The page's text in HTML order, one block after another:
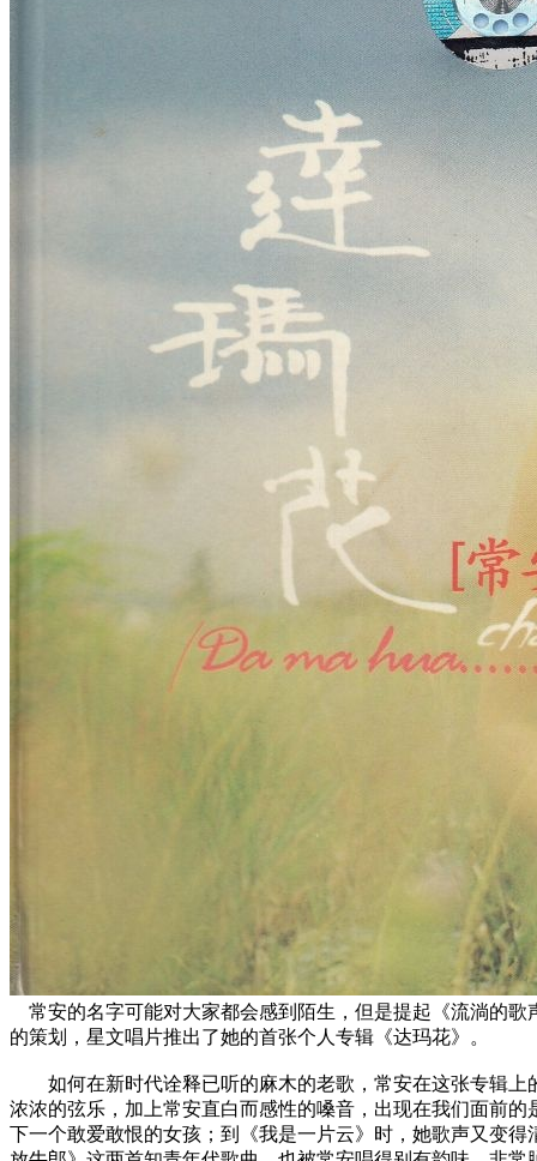
常安的名字可能对大家都会感到陌生，但是提起《流淌的
的策划，星文唱片推出了她的首张个人专辑《达玛花》。
如何在新时代诠释已听的麻木的老歌，常安在这张专辑上
浓浓的弦乐，加上常安直白而感性的嗓音，出现在我们面前
下一个敢爱敢恨的女孩；到《我是一片云》时，她歌声又变